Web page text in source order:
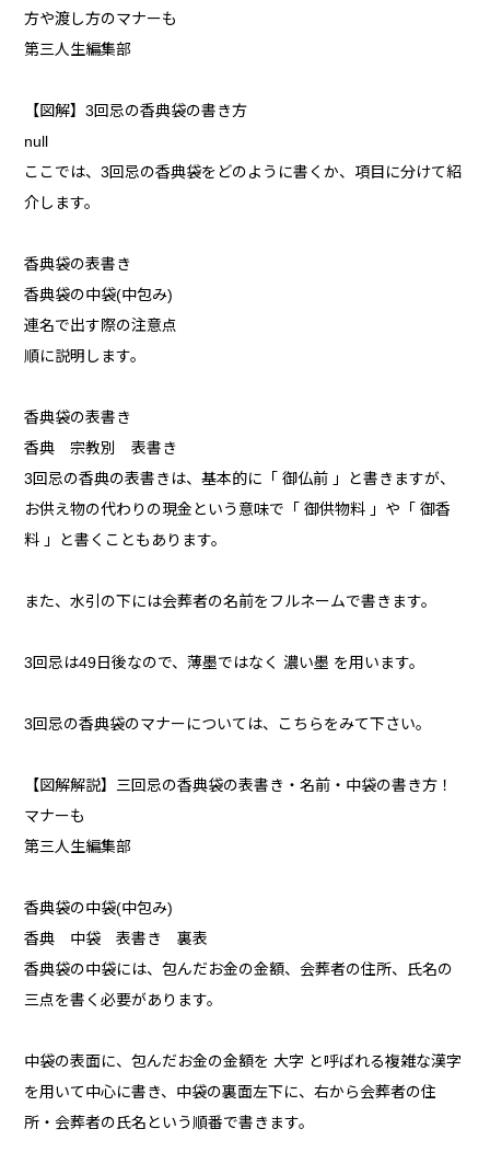
方や渡し方のマナーも
第三人生編集部
【図解】3回忌の香典袋の書き方
null
ここでは、3回忌の香典袋をどのように書くか、項目に分けて紹
介します。
香典袋の表書き
香典袋の中袋(中包み)
連名で出す際の注意点
順に説明します。
香典袋の表書き
香典 宗教別 表書き
3回忌の香典の表書きは、基本的に「 御仏前 」と書きますが、
お供え物の代わりの現金という意味で「 御供物料 」や「 御香
料 」と書くこともあります。
また、水引の下には会葬者の名前をフルネームで書きます。
3回忌は49日後なので、薄墨ではなく 濃い墨 を用います。
3回忌の香典袋のマナーについては、こちらをみて下さい。
【図解解説】三回忌の香典袋の表書き・名前・中袋の書き方！
マナーも
第三人生編集部
香典袋の中袋(中包み)
香典 中袋 表書き 裏表
香典袋の中袋には、包んだお金の金額、会葬者の住所、氏名の
三点を書く必要があります。
中袋の表面に、包んだお金の金額を 大字 と呼ばれる複雑な漢字
を用いて中心に書き、中袋の裏面左下に、右から会葬者の住
所・会葬者の氏名という順番で書きます。